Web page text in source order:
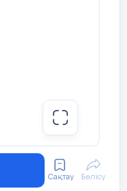
Сақтау Бөлісу